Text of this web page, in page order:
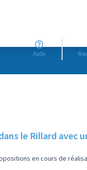
Aide
le Rillard avec
en cours de